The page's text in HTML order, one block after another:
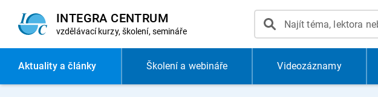
INTEGRA CENTRUM
vzdělávací kurzy, školení, semináře
Aktualitya články Školení a webináře Videozáznamy